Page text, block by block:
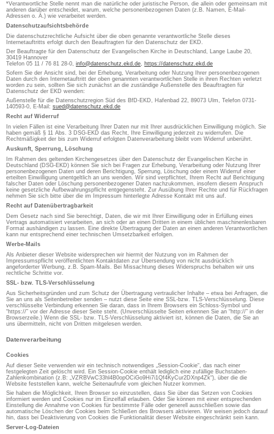
*Verantwortliche Stelle nennt man die natürliche oder juristische Person, die allein oder gemeinsam mit
anderen darüber entscheidet, warum, welche personenbezogenen Daten (z.B. Namen, E-Mail-
Adressen o. Ä.) wie verarbeitet werden.
Datenschutzaufsichtsbehörde
Die datenschutzrechtliche Aufsicht über die oben genannte verantwortliche Stelle dieses
Internetauftritts erfolgt durch den Beauftragten für den Datenschutz der EKD.
Der Beauftragte für den Datenschutz der Evangelischen Kirche in Deutschland, Lange Laube 20,
30419 Hannover
Telefon 05 11 / 76 81 28-0, info@datenschutz.ekd.de, https://datenschutz.ekd.de
Sofern Sie der Ansicht sind, bei der Erhebung, Verarbeitung oder Nutzung Ihrer personenbezogenen
Daten durch den Internetauftritt der oben genannten verantwortlichen Stelle in ihren Rechten verletzt
worden zu sein, sollten Sie sich zunächst an die zuständige Außenstelle des Beauftragten für
Datenschutz der EKD wenden:
Außenstelle für die Datenschutzregion Süd des BfD-EKD, Hafenbad 22, 89073 Ulm, Telefon 0731-
140593-0, E-Mail: sued@datenschutz.ekd.de
Recht auf Widerruf
In vielen Fällen ist eine Verarbeitung Ihrer Daten nur mit Ihrer ausdrücklichen Einwilligung möglich. Sie
haben gemäß § 11 Abs. 3 DSG-EKD das Recht, Ihre Einwilligung jederzeit zu widerrufen. Die
Rechtmäßigkeit der bis zum Widerruf erfolgten Datenverarbeitung bleibt vom Widerruf unberührt.
Auskunft, Sperrung, Löschung
Im Rahmen des geltenden Kirchengesetzes über den Datenschutz der Evangelischen Kirche in
Deutschland (DSG-EKD) können Sie sich bei Fragen zur Erhebung, Verarbeitung oder Nutzung Ihrer
personenbezogenen Daten und deren Berichtigung, Sperrung, Löschung oder einem Widerruf einer
erteilten Einwilligung unentgeltlich an uns wenden. Wir sind verpflichtet, Ihrem Recht auf Berichtigung
falscher Daten oder Löschung personenbezogener Daten nachzukommen, insofern diesem Anspruch
keine gesetzliche Aufbewahrungspflicht entgegensteht. Zur Ausübung Ihrer Rechte und für Rückfragen
nehmen Sie sich bitte über die im Impressum hinterlegte Adresse Kontakt mit uns auf.
Recht auf Datenübertragbarkeit
Dem Gesetz nach sind Sie berechtigt, Daten, die wir mit Ihrer Einwilligung oder in Erfüllung eines
Vertrags automatisiert verarbeiten, an sich oder an einen Dritten in einem üblichen maschinenlesbaren
Format aushändigen zu lassen. Eine direkte Übertragung der Daten an einen anderen Verantwortlichen
kann nur entsprechend einer technischen Umsetzbarkeit erfolgen.
Werbe-Mails
Als Anbieter dieser Website widersprechen wir hiermit der Nutzung von im Rahmen der
Impressumspflicht veröffentlichten Kontaktdaten zur Übersendung von nicht ausdrücklich
angeforderter Werbung, z.B. Spam-Mails. Bei Missachtung dieses Widerspruchs behalten wir uns
rechtliche Schritte vor.
SSL- bzw. TLS-Verschlüsselung
Aus Sicherheitsgründen und zum Schutz der Übertragung vertraulicher Inhalte – etwa bei Anfragen, die
Sie an uns als Seitenbetreiber senden – nutzt diese Seite eine SSL-bzw. TLS-Verschlüsselung. Diese
verschlüsselte Verbindung erkennen Sie daran, dass in Ihrem Browsers ein Schloss-Symbol und
“https://” vor der Adresse dieser Seite steht. (Unverschlüsselte Seiten erkennen Sie an “http://” in der
Browserzeile.) Wenn die SSL- bzw. TLS-Verschlüsselung aktiviert ist, können die Daten, die Sie an
uns übermitteln, nicht von Dritten mitgelesen werden.
Datenverarbeitung
Cookies
Auf dieser Seite verwenden wir ein technisch notwendiges „Session-Cookie“, das nach einer
festgelegten Zeit gelöscht wird. Ein Session-Cookie enthält lediglich eine zufällige Buchstaben-
Zahlenkombination (z.B: „VZRBVwC33hl4B0opOCiGo9Hi7i1Qf4KyCur2DXnp4Zk“), über die die
Website feststellen kann, welche Seitenaufrufe vom gleichen Nutzer kommen.
Sie haben die Möglichkeit, Ihren Browser so einzustellen, dass Sie über das Setzen von Cookies
informiert werden und Cookies nur im Einzelfall erlauben. Oder Sie können mit einer entsprechenden
Einstellung die Annahme von Cookies für bestimmte Fälle oder generell ausschließen sowie das
automatische Löschen der Cookies beim Schließen des Browsers aktivieren. Wir weisen jedoch darauf
hin, dass bei Deaktivierung von Cookies die Funktionalität dieser Website eingeschränkt sein kann.
Server-Log-Dateien